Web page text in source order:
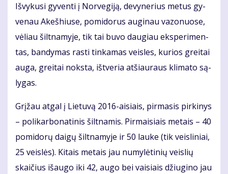
Iš­vy­ku­si gy­ven­ti į Nor­ve­gi­ją, de­vy­ne­rius me­tus gy­
ve­nau Akeš­hiu­se, po­mi­do­rus au­gi­nau va­zo­nuo­se,
vė­liau šilt­na­my­je, tik tai bu­vo dau­giau eks­pe­ri­men­
tas, ban­dy­mas ras­ti tin­ka­mas veis­les, ku­rios grei­tai
au­ga, grei­tai noks­ta, iš­tve­ria at­šiau­raus kli­ma­to są­
ly­gas.
Grį­žau at­gal į Lie­tu­vą 2016-ai­siais, pir­ma­sis pir­ki­nys
– po­li­kar­bo­na­ti­nis šilt­na­mis. Pir­mai­siais me­tais – 40
po­mi­do­rų dai­gų šilt­na­my­je ir 50 lau­ke (tik veis­li­niai,
25 veis­lės). Ki­tais me­tais jau nu­my­lė­ti­nių veis­lių
skai­čius iš­au­go iki 42, au­go bei vai­siais džiu­gi­no jau